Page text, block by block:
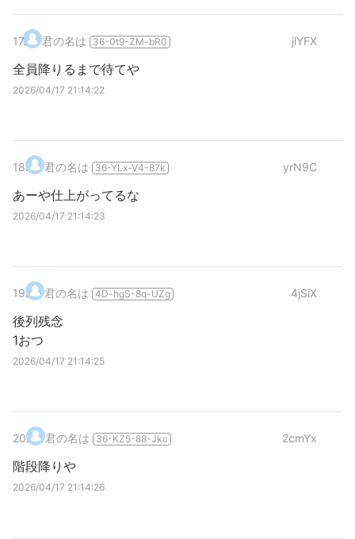
17. 君の名は 36-0t9-ZM-bR0 jlYFX
全員降りるまで待てや
2026/04/17 21:14:22
18. 君の名は 36-YLx-V4-87k yrN9C
あーや仕上がってるな
2026/04/17 21:14:23
19. 君の名は 4D-hgS-8q-UZg 4jSiX
後列残念
1おつ
2026/04/17 21:14:25
20. 君の名は 36-KZ5-88-Jkc 2cmYx
階段降りや
2026/04/17 21:14:26